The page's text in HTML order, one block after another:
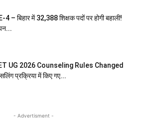
4 – बिहार में 32,388 शिक्षक पदों पर होगी बहाली!
UG 2026 Counseling Rules Changed
प्रक्रिया में किए गए...
- Advertisment -